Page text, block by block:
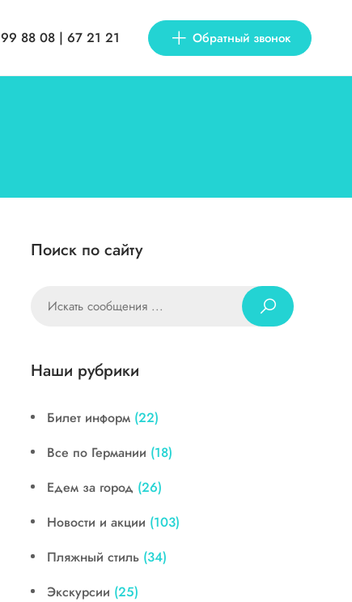
99 88 08 | 67 21 21 Обратный звонок
Поиск по сайту
Наши рубрики
Билет информ (22)
Все по Германии (18)
Едем за город (26)
Новости и акции (103)
Пляжный стиль (34)
Экскурсии (25)